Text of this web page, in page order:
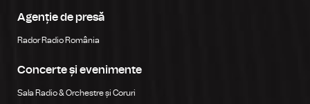
Agenție de presă
Rador Radio România
Concerte și evenimente
Sala Radio & Orchestre și Coruri